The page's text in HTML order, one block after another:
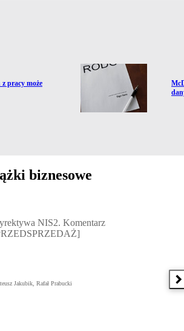
pracy może
biznesowe
NIS2. Komentarz [PRZEDSPRZEDAŻ],
NIS2. Komentarz
Jakubik, Rafał Prabucki